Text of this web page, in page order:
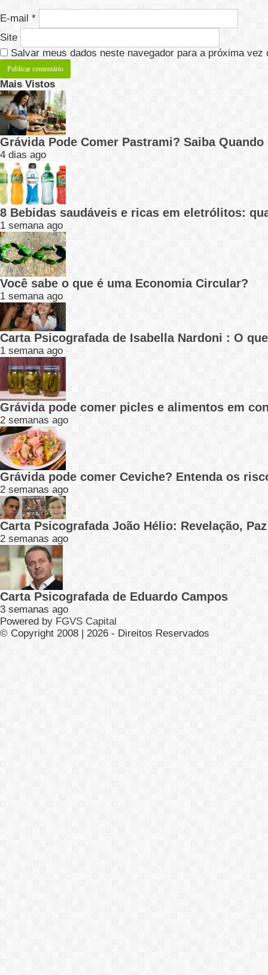
E-mail *
Site
Salvar meus dados neste navegador para a próxima vez
Mais Vistos
Grávida Pode Comer Pastrami? Saiba
4 dias ago
8 Bebidas saudáveis e ricas em eletrólitos:
1 semana ago
Você sabe o que é uma Economia Circular?
1 semana ago
Carta Psicografada de Isabella Nardoni : O
1 semana ago
Grávida pode comer picles e alimentos em
2 semanas ago
Grávida pode comer Ceviche? Entenda os
2 semanas ago
Carta Psicografada João Hélio: Revelação,
2 semanas ago
Carta Psicografada de Eduardo Campos
3 semanas ago
Powered by FGVS Capital
© Copyright 2008 | 2026 - Direitos Reservados